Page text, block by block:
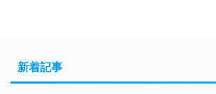
新着記事